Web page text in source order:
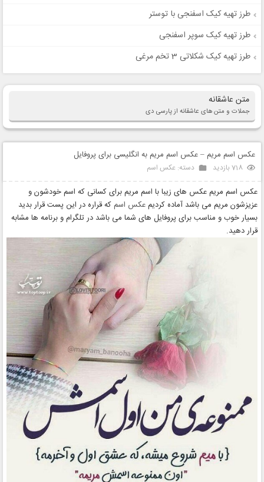
طرز تهیه کیک اسفنجی با توستر
طرز تهیه کیک سوپر اسفنجی
طرز تهیه کیک شکلاتی 3 تخم مرغی
متن عاشقانه
جملات و متن های عاشقانه از پارسی دی
عکس اسم مریم – عکس اسم مریم به انگلیسی برای پروفایل
718 بازدید دسته: عکس اسم
عکس اسم مریم عکس های زیبا با اسم مریم برای کسانی که اسم خودشون و
عزیزشون مریم می باشد آماده کردیم عکس اسم که قراره در این پست قرار بدید
بسیار خوب و مناسب برای پروفایل های شما می باشد در تلگرام و برنامه ها مشابه
قرار دهید.